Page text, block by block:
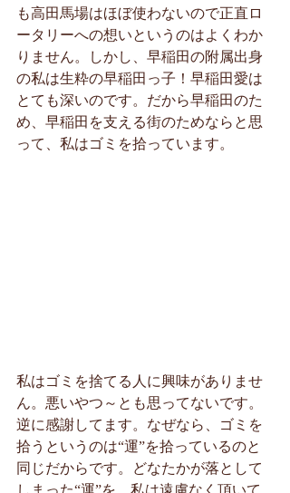
も高田馬場はほぼ使わないので正直ロ
ータリーへの想いというのはよくわか
りません。しかし、早稲田の附属出身
の私は生粋の早稲田っ子！早稲田愛は
とても深いのです。だから早稲田のた
め、早稲田を支える街のためならと思
って、私はゴミを拾っています。
私はゴミを捨てる人に興味がありませ
ん。悪いやつ～とも思ってないです。
逆に感謝してます。なぜなら、ゴミを
拾うというのは“運”を拾っているのと
同じだからです。どなたかが落として
しまった“運”を、私は遠慮なく頂いて